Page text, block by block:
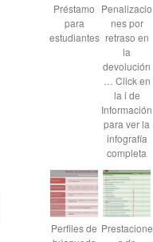
Préstamo
para
estudiantes
Penalizacio
nes por
retraso en
la
devolución
… Click en
la i de
Información
para ver la
infografía
completa
Perfiles de Prestacione